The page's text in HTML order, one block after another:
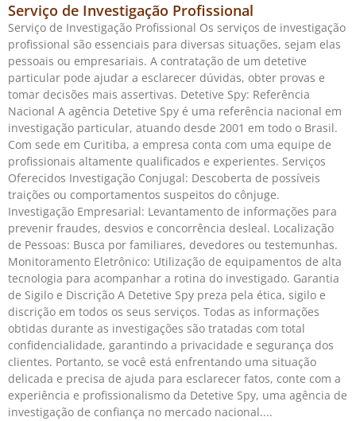
Serviço de Investigação Profissional
Serviço de Investigação Profissional Os serviços de investigação
profissional são essenciais para diversas situações, sejam elas
pessoais ou empresariais. A contratação de um detetive
particular pode ajudar a esclarecer dúvidas, obter provas e
tomar decisões mais assertivas. Detetive Spy: Referência
Nacional A agência Detetive Spy é uma referência nacional em
investigação particular, atuando desde 2001 em todo o Brasil.
Com sede em Curitiba, a empresa conta com uma equipe de
profissionais altamente qualificados e experientes. Serviços
Oferecidos Investigação Conjugal: Descoberta de possíveis
traições ou comportamentos suspeitos do cônjuge.
Investigação Empresarial: Levantamento de informações para
prevenir fraudes, desvios e concorrência desleal. Localização
de Pessoas: Busca por familiares, devedores ou testemunhas.
Monitoramento Eletrônico: Utilização de equipamentos de alta
tecnologia para acompanhar a rotina do investigado. Garantia
de Sigilo e Discrição A Detetive Spy preza pela ética, sigilo e
discrição em todos os seus serviços. Todas as informações
obtidas durante as investigações são tratadas com total
confidencialidade, garantindo a privacidade e segurança dos
clientes. Portanto, se você está enfrentando uma situação
delicada e precisa de ajuda para esclarecer fatos, conte com a
experiência e profissionalismo da Detetive Spy, uma agência de
investigação de confiança no mercado nacional.